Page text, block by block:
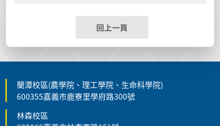
回上一頁
蘭潭校區(農學院、理工學院、生命科學院)
600355嘉義市鹿寮里學府路300號
林森校區